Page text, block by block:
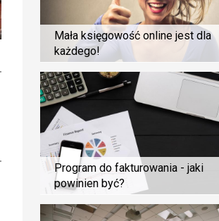
Mała księgowość online jest dla
każdego!
Program do fakturowania - jaki
powinien być?